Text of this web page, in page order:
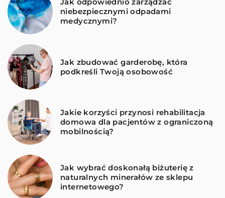
niebezpiecznymi odpadami
medycznymi?
Jak zbudować garderobę, która
podkreśli Twoją osobowość
Jakie korzyści przynosi rehabilitacja
domowa dla pacjentów z ograniczoną
mobilnością?
Jak wybrać doskonałą biżuterię z
naturalnych minerałów ze sklepu
internetowego?